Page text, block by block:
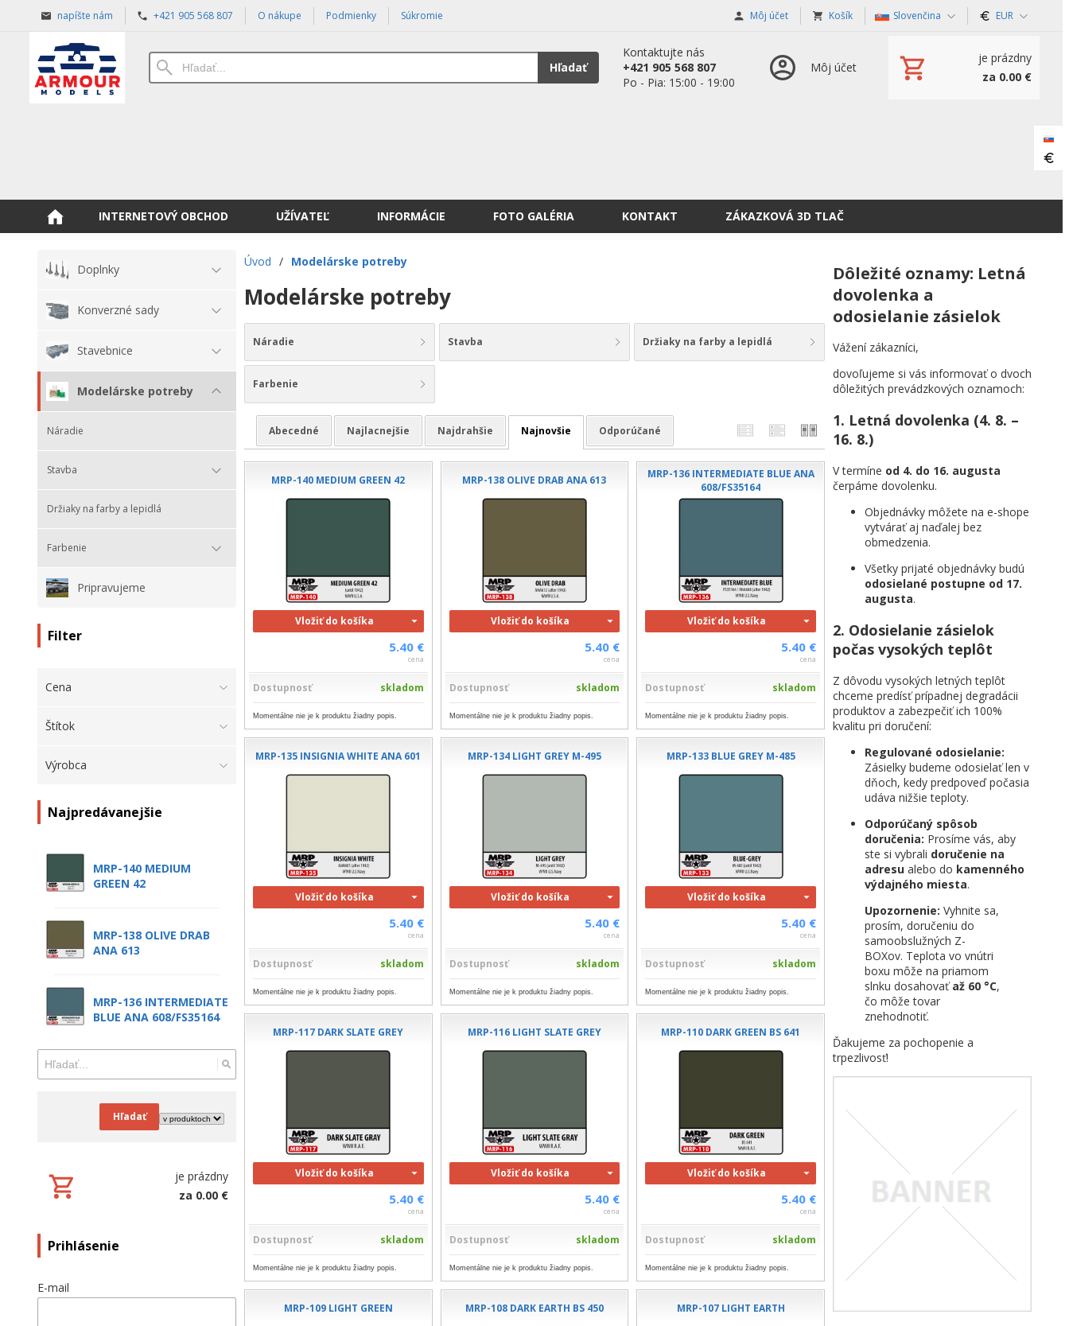
napíšte nám +421 905 568 807 O nákupe Podmienky Súkromie Môj účet Košík Slovenčina EUR
Hľadať
Kontaktujte nás
+421 905 568 807
Po - Pia: 15:00 - 19:00
Môj účet
je prázdny
za 0.00 €
INTERNETOVÝ OBCHOD UŽÍVATEĽ INFORMÁCIE FOTO GALÉRIA KONTAKT ZÁKAZKOVÁ 3D TLAČ
Doplnky
Konverzné sady
Stavebnice
Modelárske potreby
Náradie
Stavba
Držiaky na farby a lepidlá
Farbenie
Pripravujeme
Filter
Cena
Štítok
Výrobca
Najpredávanejšie
MRP-140 MEDIUM
GREEN 42
MRP-138 OLIVE DRAB
ANA 613
MRP-136 INTERMEDIATE
BLUE ANA 608/FS35164
Hľadať
je prázdny
za 0.00 €
Prihlásenie
E-mail
Dôležité oznamy: Letná
dovolenka a
odosielanie zásielok
Vážení zákazníci,
dovoľujeme si vás informovať o dvoch
dôležitých prevádzkových oznamoch:
1. Letná dovolenka (4. 8. –
16. 8.)
V termíne od 4. do 16. augusta
čerpáme dovolenku.
Objednávky môžete na e-shope
vytvárať aj naďalej bez
obmedzenia.
Všetky prijaté objednávky budú
odosielané postupne od 17.
augusta.
2. Odosielanie zásielok
počas vysokých teplôt
Z dôvodu vysokých letných teplôt
chceme predísť prípadnej degradácii
produktov a zabezpečiť ich 100%
kvalitu pri doručení:
Regulované odosielanie:
Zásielky budeme odosielať len v
dňoch, kedy predpoveď počasia
udáva nižšie teploty.
Odporúčaný spôsob
doručenia: Prosíme vás, aby
ste si vybrali doručenie na
adresu alebo do kamenného
výdajného miesta.
Upozornenie: Vyhnite sa,
prosím, doručeniu do
samoobslužných Z-
BOXov. Teplota vo vnútri
boxu môže na priamom
slnku dosahovaťaž 60 °C,
čo môže tovar
znehodnotiť.
Ďakujeme za pochopenie a
trpezlivosť!
Úvod / Modelárske potreby
Modelárske potreby
Náradie Stavba Držiaky na farby a lepidlá
Farbenie
Abecedné Najlacnejšie Najdrahšie Najnovšie Odporúčané
MRP-140 MEDIUM GREEN 42
Vložiť do košíka
5.40 €
cena
Dostupnosť skladom
Momentálne nie je k produktu žiadny popis.
MRP-138 OLIVE DRAB ANA 613
Vložiť do košíka
5.40 €
cena
Dostupnosť skladom
Momentálne nie je k produktu žiadny popis.
MRP-136 INTERMEDIATE BLUE ANA
608/FS35164
Vložiť do košíka
5.40 €
cena
Dostupnosť skladom
Momentálne nie je k produktu žiadny popis.
MRP-135 INSIGNIA WHITE ANA 601
Vložiť do košíka
5.40 €
cena
Dostupnosť skladom
Momentálne nie je k produktu žiadny popis.
MRP-134 LIGHT GREY M-495
Vložiť do košíka
5.40 €
cena
Dostupnosť skladom
Momentálne nie je k produktu žiadny popis.
MRP-133 BLUE GREY M-485
Vložiť do košíka
5.40 €
cena
Dostupnosť skladom
Momentálne nie je k produktu žiadny popis.
MRP-117 DARK SLATE GREY
Vložiť do košíka
5.40 €
cena
Dostupnosť skladom
Momentálne nie je k produktu žiadny popis.
MRP-116 LIGHT SLATE GREY
Vložiť do košíka
5.40 €
cena
Dostupnosť skladom
Momentálne nie je k produktu žiadny popis.
MRP-110 DARK GREEN BS 641
Vložiť do košíka
5.40 €
cena
Dostupnosť skladom
Momentálne nie je k produktu žiadny popis.
MRP-109 LIGHT GREEN MRP-108 DARK EARTH BS 450 MRP-107 LIGHT EARTH